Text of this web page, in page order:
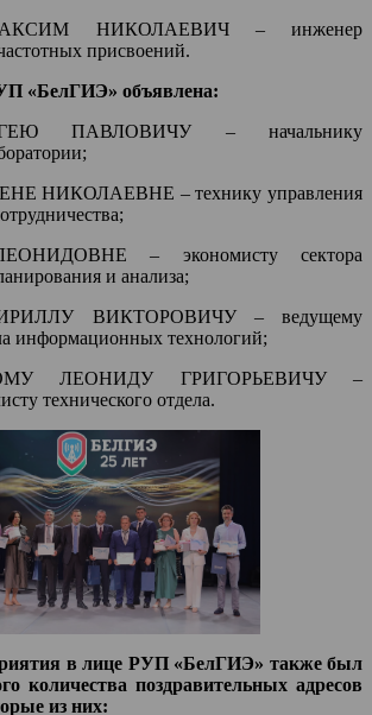
НИКОЛАЕВИЧ – инженер
присвоений.
«БелГИЭ» объявлена:
ПАВЛОВИЧУ – начальнику
НИКОЛАЕВНЕ – технику управления
– экономисту сектора
и анализа;
ВИКТОРОВИЧУ – ведущему
информационных технологий;
ЛЕОНИДУ ГРИГОРЬЕВИЧУ –
технического отдела.
в лице РУП «БелГИЭ» также был
количества поздравительных адресов
из них: